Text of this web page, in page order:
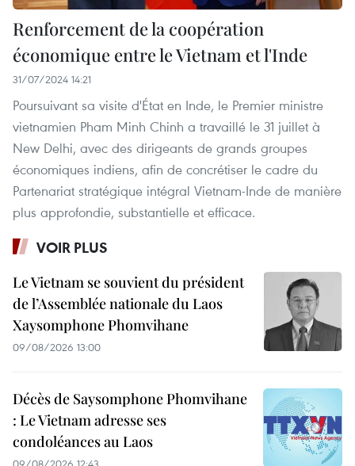
Renforcement de la coopération
économique entre le Vietnam et l'Inde
31/07/2024 14:21
Poursuivant sa visite d'État en Inde, le Premier ministre
vietnamien Pham Minh Chinh a travaillé le 31 juillet à
New Delhi, avec des dirigeants de grands groupes
économiques indiens, afin de concrétiser le cadre du
Partenariat stratégique intégral Vietnam-Inde de manière
plus approfondie, substantielle et efficace.
VOIR PLUS
Le Vietnam se souvient du président
de l’Assemblée nationale du Laos
Xaysomphone Phomvihane
09/08/2026 13:00
Décès de Saysomphone Phomvihane
: Le Vietnam adresse ses
condoléances au Laos